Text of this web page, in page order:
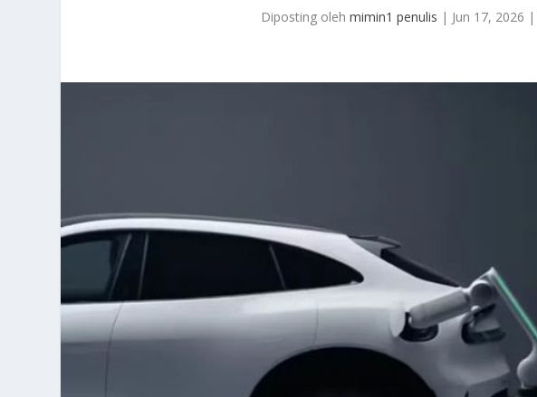
Diposting oleh mimin1 penulis | Jun 17, 2026 |